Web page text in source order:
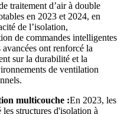
traitement d’air à double
en 2023 et 2024, en
de l’isolation,
de commandes intelligentes
ont renforcé la
sur la durabilité et la
de ventilation
multicouche :En 2023, les
structures d'isolation à